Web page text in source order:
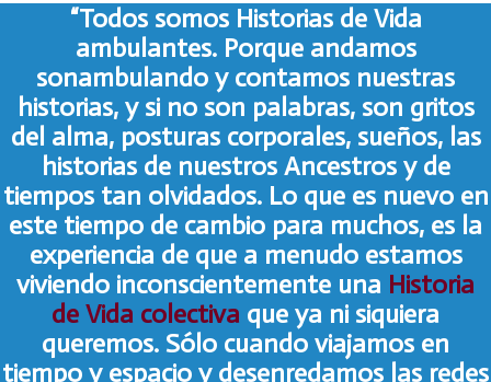
“Todos somos Historias de Vida
ambulantes. Porque andamos
sonambulando y contamos nuestras
historias, y si no son palabras, son gritos
del alma, posturas corporales, sueños, las
historias de nuestros Ancestros y de
tiempos tan olvidados. Lo que es nuevo en
este tiempo de cambio para muchos, es la
experiencia de que a menudo estamos
viviendo inconscientemente una Historia
de Vida colectiva que ya ni siquiera
queremos. Sólo cuando viajamos en
tiempo y espacio y desenredamos las redes